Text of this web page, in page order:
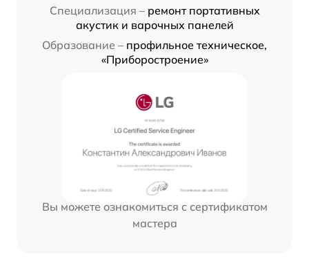
Специализация – ремонт портативных
акустик и варочных панелей
Образование – профильное техническое,
«Приборостроение»
Вы можете ознакомиться с сертификатом
мастера